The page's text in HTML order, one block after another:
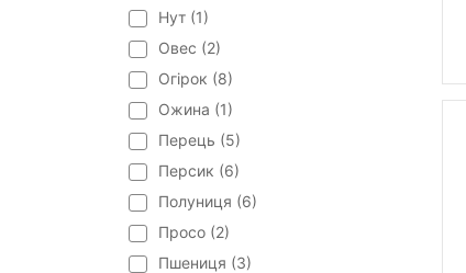
Нут (1)
Овес (2)
Огірок (8)
Ожина (1)
Перець (5)
Персик (6)
Полуниця (6)
Просо (2)
Пшениця (3)